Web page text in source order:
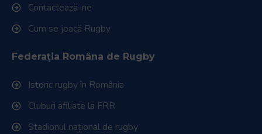
Contactează-ne
Cum se joacă Rugby
Federația Româna de Rugby
Istoric rugby în România
Cluburi afiliate la FRR
Stadionul național de rugby